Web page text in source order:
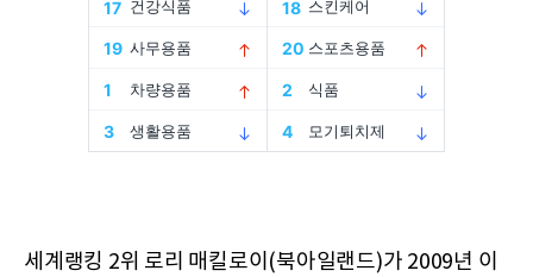
세계랭킹 2위 로리 매킬로이(북아일랜드)가 2009년 이